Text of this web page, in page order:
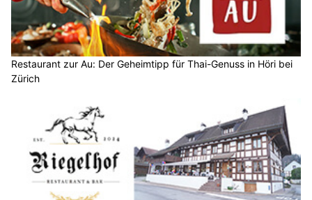
Restaurant zur Au: Der Geheimtipp für Thai-Genuss in Höri bei
Zürich